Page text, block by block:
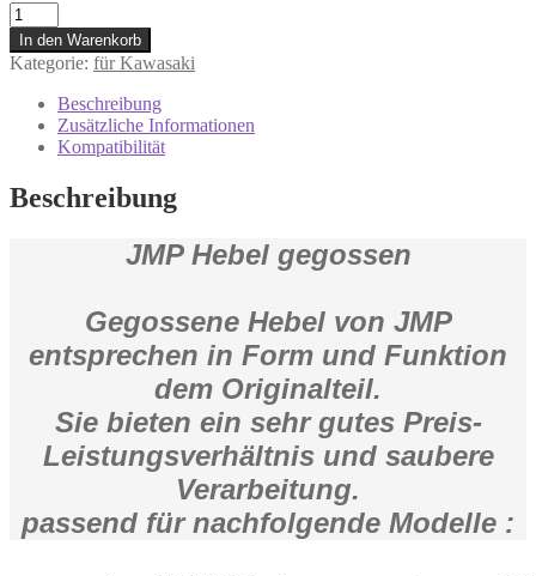
7306475
Kupplungshebel
JMP
Alu
Kawasaki
6F
Estrella
In den Warenkorb
Kategorie: für Kawasaki
Beschreibung
Zusätzliche Informationen
Kompatibilität
Beschreibung
JMP Hebel gegossen
Gegossene Hebel von JMP
entsprechen in Form und Funktion
dem Originalteil.
Sie bieten ein sehr gutes Preis-
Leistungsverhältnis und saubere
Verarbeitung.
passend für nachfolgende Modelle :